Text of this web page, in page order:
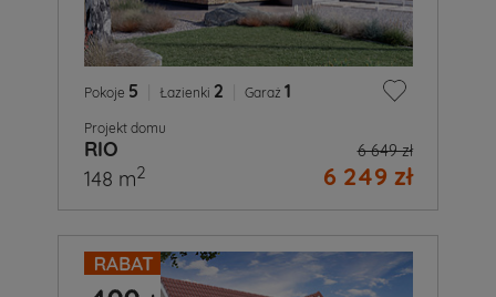
Pokoje 5 Łazienki 2 Garaż 1
Projekt domu
RIO 6 649 zł
6 249 zł
148 m2